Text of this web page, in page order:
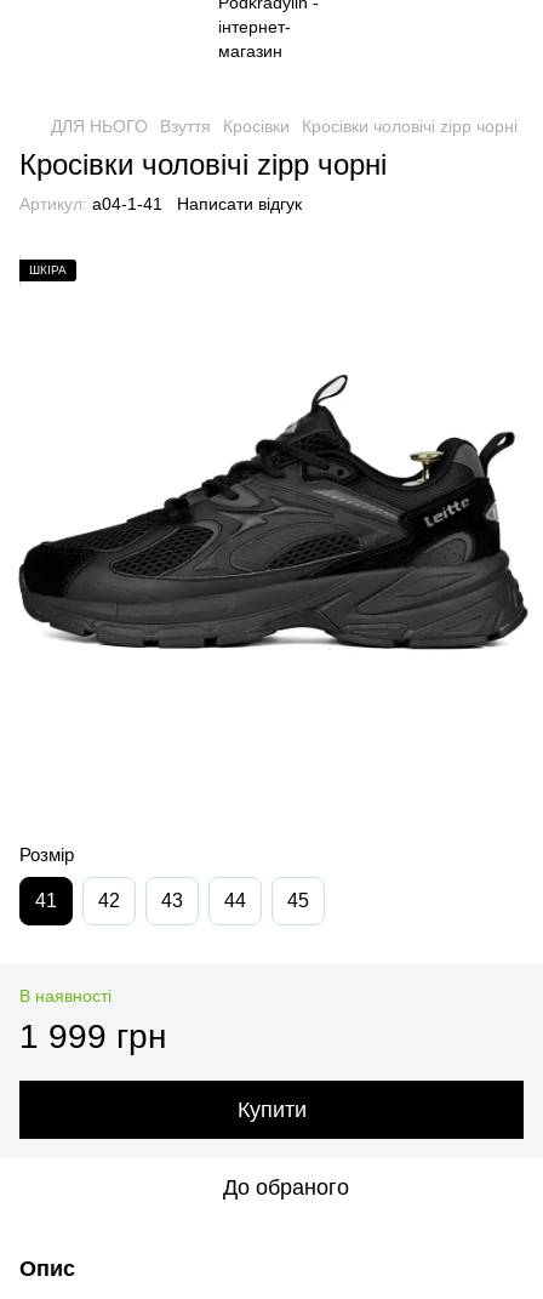
ДЛЯ НЬОГО Взуття Кросівки Кросівки чоловічі zipp чорні
Кросівки чоловічі zipp чорні
Артикул: a04-1-41 Написати відгук
ШКІРА
Розмір
41 42 43 44 45
В наявності
1 999 грн
Купити
До обраного
Опис